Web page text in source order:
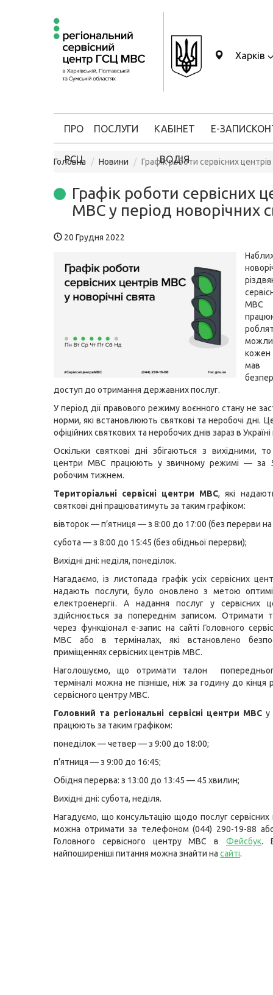
Харків
ПРО
РСЦ
ПОСЛУГИ КАБІНЕТ
ВОДІЯ
Е-ЗАПИС
Головна Новини Графік роботи сервісних
Графік роботи сервісних
МВС у період новорічних
20 Грудня 2022
МВС
мав
доступ до отримання державних послуг.
У період дії правового режиму воєнного стану не
норми, які встановлюють святкові та неробочі дні.
офіційних святкових та неробочих днів зараз в
Оскільки святкові дні збігаються з вихідними, то
центри МВС працюють у звичному режимі — за
робочим тижнем.
Територіальні сервісні центри МВС, які
святкові дні працюватимуть за таким графіком:
вівторок — п’ятниця — з 8:00 до 17:00 (без перерви на
субота — з 8:00 до 15:45 (без обідньої перерви);
Вихідні дні: неділя, понеділок.
Нагадаємо, із листопада графік усіх сервісних
надають послуги, було оновлено з метою
електроенергії. А надання послуг у сервісних
здійснюється за попереднім записом. Отримати
через функціонале-запис на сайті Головного
МВС або в терміналах, які встановлено
приміщеннях сервісних центрів МВС.
Наголошуємо, що отримати талон
терміналі можна не пізніше, ніж за годину до кінця
сервісного центру МВС.
Головний та регіональні сервісні центри МВС у
працюють за таким графіком:
понеділок — четвер — з 9:00 до 18:00;
п’ятниця — з 9:00 до 16:45;
Обідня перерва: з 13:00 до 13:45 — 45 хвилин;
Вихідні дні: субота, неділя.
Нагадуємо, що консультацію щодо послуг
можна отримати за телефоном (044) 290-19-88 або
Головного сервісного центру МВС вФейсбук.
найпоширеніші питання можна знайти на сайті.